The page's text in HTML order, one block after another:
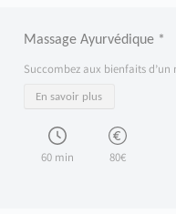
Massage Ayurvédique *
Succombez aux bienfaits
En savoir plus
60 min 80€